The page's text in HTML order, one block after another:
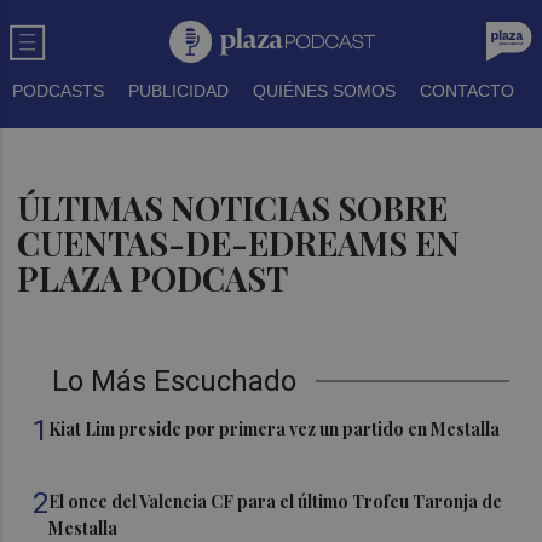
PODCASTS PUBLICIDAD QUIÉNES SOMOS CONTACTO
ÚLTIMAS NOTICIAS SOBRE
CUENTAS-DE-EDREAMS EN
PLAZA PODCAST
Lo Más Escuchado
1 Kiat Lim preside por primera vez un partido en Mestalla
2El once del Valencia CF para el último Trofeu Taronja de
Mestalla